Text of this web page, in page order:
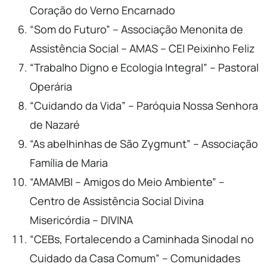
Coração do Verno Encarnado
“Som do Futuro” – Associação Menonita de
Assistência Social – AMAS – CEI Peixinho Feliz
“Trabalho Digno e Ecologia Integral” – Pastoral
Operária
“Cuidando da Vida” – Paróquia Nossa Senhora
de Nazaré
“As abelhinhas de São Zygmunt” – Associação
Família de Maria
“AMAMBI – Amigos do Meio Ambiente” –
Centro de Assistência Social Divina
Misericórdia – DIVINA
“CEBs, Fortalecendo a Caminhada Sinodal no
Cuidado da Casa Comum” – Comunidades